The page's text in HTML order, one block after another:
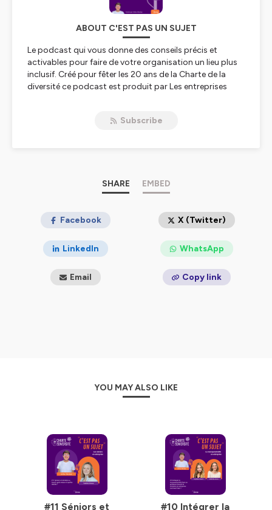
ABOUT C'EST PAS UN SUJET
Le podcast qui vous donne des conseils précis et
activables pour faire de votre organisation un lieu plus
inclusif. Créé pour fêter les 20 ans de la Charte de la
diversité ce podcast est produit par Les entreprises
Diversité et l’Inclusion, l’égalité des chances, et le
Subscribe
SHARE EMBED
Facebook X (Twitter)
LinkedIn WhatsApp
Email Copy link
YOU MAY ALSO LIKE
#11 Séniors et #10 Intégrer la